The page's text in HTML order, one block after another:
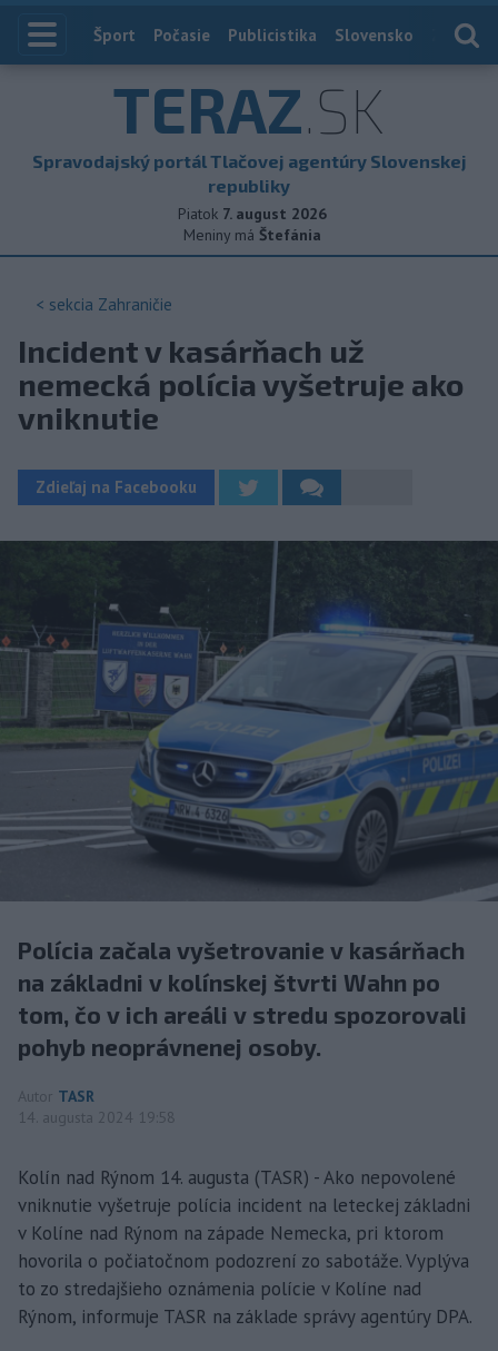
Index
Šport Počasie Publicistika Slovensko
TERAZ.SK
Spravodajský portál Tlačovej agentúry Slovenskej
republiky
Piatok 7. august 2026
Meniny má Štefánia
< sekcia Zahraničie
Incident v kasárňach už
nemecká polícia vyšetruje ako
vniknutie
Zdieľaj na Facebooku
Polícia začala vyšetrovanie v kasárňach
na základni v kolínskej štvrti Wahn po
tom, čo v ich areáli v stredu spozorovali
pohyb neoprávnenej osoby.
Autor TASR
14. augusta 2024 19:58
Kolín nad Rýnom 14. augusta (TASR) - Ako nepovolené
vniknutie vyšetruje polícia incident na leteckej základni
v Kolíne nad Rýnom na západe Nemecka, pri ktorom
hovorila o počiatočnom podozrení zo sabotáže. Vyplýva
to zo stredajšieho oznámenia polície v Kolíne nad
Rýnom, informuje TASR na základe správy agentúry DPA.